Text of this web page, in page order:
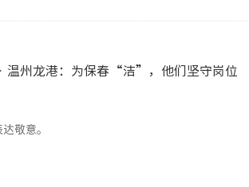
温州龙港：为保春“洁”，他们坚守岗位
敬意。